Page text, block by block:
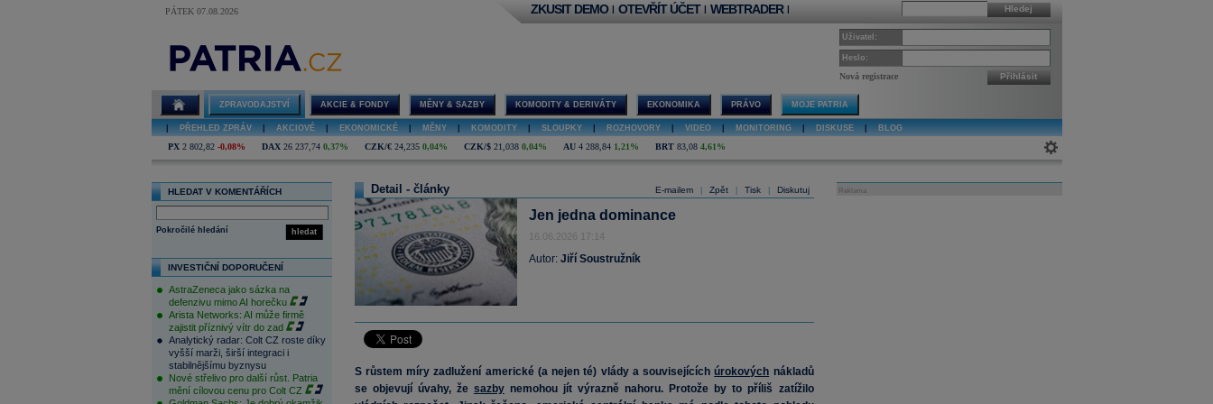
PÁTEK 07.08.2026 Hledej
ZKUSIT DEMO | OTEVŘÍT ÚČET | WEBTRADER |
Uživatel:
Heslo:
Nová registrace Přihlásit
ZPRAVODAJSTVÍ AKCIE & FONDY MĚNY & SAZBY KOMODITY & DERIVÁTY EKONOMIKA PRÁVO MOJE PATRIA
PŘEHLED ZPRÁV AKCIOVÉ EKONOMICKÉ MĚNY KOMODITY SLOUPKY ROZHOVORY VIDEO MONITORING DISKUSE BLOG
PX 2 802,82 -0,08% DAX 26 237,74 0,37% CZK/€ 24,235 0,04% CZK/$ 21,038 0,04% AU 4 288,84 1,21% BRT 83,08 4,61%
HLEDAT V KOMENTÁŘÍCH
hledat
Pokročilé hledání
INVESTIČNÍ DOPORUČENÍ
AstraZeneca jako sázka na
defenzivu mimo AI horečku
Arista Networks: AI může firmě
zajistit příznivý vítr do zad
Analytický radar: Colt CZ roste díky
vyšší marži, širší integraci i
stabilnějšímu byznysu
Nové střelivo pro další růst. Patria
mění cílovou cenu pro Colt CZ
E-mailem Zpět Tisk Diskutuj
Detail - články
Jen jedna dominance
16.06.2026 17:14
Autor: Jiří Soustružník
S růstem míry zadlužení americké (a nejen té) vlády a souvisejícíchúrokových nákladů
se objevují úvahy, že sazbynemohou jít výrazně nahoru. Protože by to příliš zatížilo
Reklama